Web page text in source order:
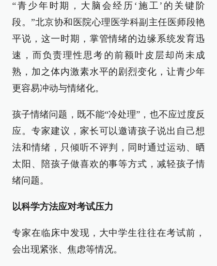
“青少年时期，大脑会经历‘施工’的关键阶
段。”北京协和医院心理医学科副主任医师段艳
平说，这一时期，掌管情绪的边缘系统发育迅
速，而负责理性思考的前额叶皮层却尚未成
熟，加之体内激素水平的剧烈变化，让青少年
更容易冲动与情绪化。
孩子情绪问题，既不能“冷处理”，也不应过度反
应。专家建议，家长可以邀请孩子说出自己想
法和情绪，只倾听不评判，同时通过运动、晒
太阳、陪孩子做喜欢的事等方式，减轻孩子情
绪问题。
以科学方法应对考试压力
专家在临床中发现，大中学生往往在考试前，
会出现紧张、焦虑等情况。